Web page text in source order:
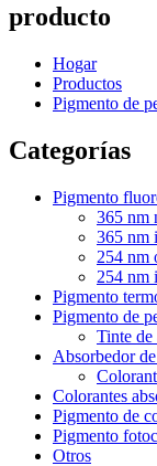
producto
Hogar
Productos
Pigmento de
Categorías
Pigmento
365 nm
365 nm
254 nm
254 nm
Pigmento
Pigmento de
Tinte de
Absorbedor
Colorantes
Pigmento de
Pigmento
Otros